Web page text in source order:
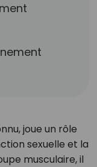
joue un rôle
sexuelle et la
musculaire, il